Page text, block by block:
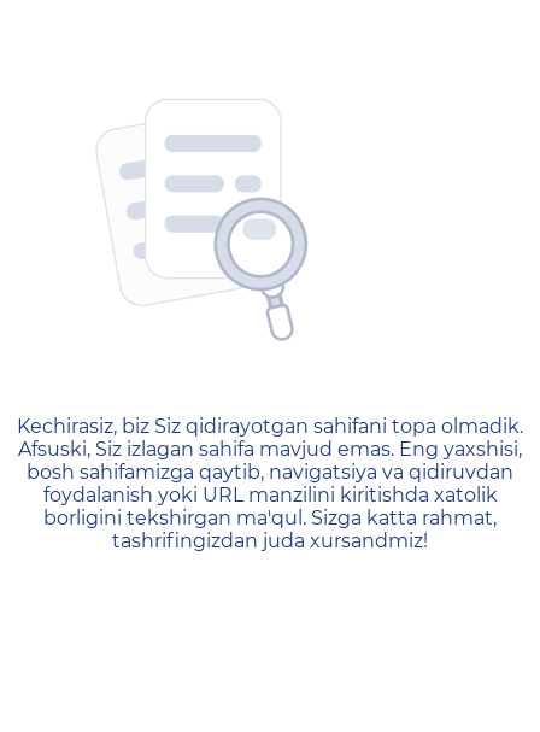
404 — Страница не
Kechirasiz, biz Siz qidirayotgan sahifani topa olmadik.
Afsuski, Siz izlagan sahifa mavjud emas. Eng yaxshisi,
bosh sahifamizga qaytib, navigatsiya va qidiruvdan
foydalanish yoki URL manzilini kiritishda xatolik
borligini tekshirgan ma'qul. Sizga katta rahmat,
tashrifingizdan juda xursandmiz!